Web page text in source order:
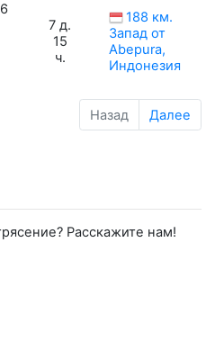
7 д.
15
ч.
188 км.
Запад от
Abepura,
Индонезия
Назад Далее
Расскажите нам!